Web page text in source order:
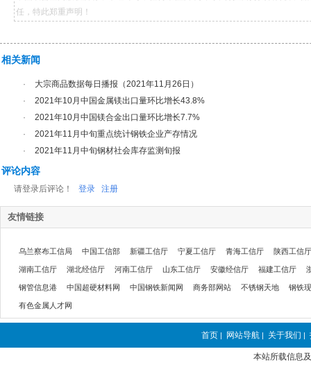
任，特此郑重声明！
相关新闻
·
大宗商品数据每日播报（2021年11月26日）
·
2021年10月中国金属镁出口量环比增长43.8%
·
2021年10月中国镁合金出口量环比增长7.7%
·
2021年11月中旬重点统计钢铁企业产存情况
·
2021年11月中旬钢材社会库存监测旬报
评论内容
请登录后评论！ 登录 注册
友情链接
乌兰察布工信局 中国工信部 新疆工信厅 宁夏工信厅 青海工信厅 陕西工信厅
湖南工信厅 湖北经信厅 河南工信厅 山东工信厅 安徽经信厅 福建工信厅
钢管信息港 中国超硬材料网 中国钢铁新闻网 商务部网站 不锈钢天地 钢铁
有色金属人才网
首页 | 网站导航 | 关于我们 |
本站所载信息